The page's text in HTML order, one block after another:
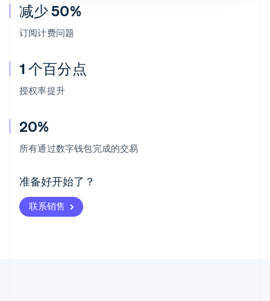
减少 50%
订阅计费问题
1 个百分点
授权率提升
20%
所有通过数字钱包完成的交易
准备好开始了？
联系销售
阿联酋
爱尔兰
爱沙尼亚
English
奥地利
Deutsch English